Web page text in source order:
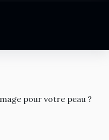
pour votre peau ?